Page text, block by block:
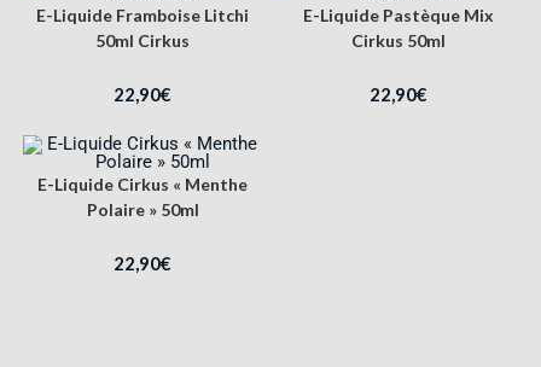
E-Liquide Framboise Litchi
50ml Cirkus
22,90€
E-Liquide Pastèque Mix
Cirkus 50ml
22,90€
E-Liquide Cirkus « Menthe
Polaire » 50ml
22,90€